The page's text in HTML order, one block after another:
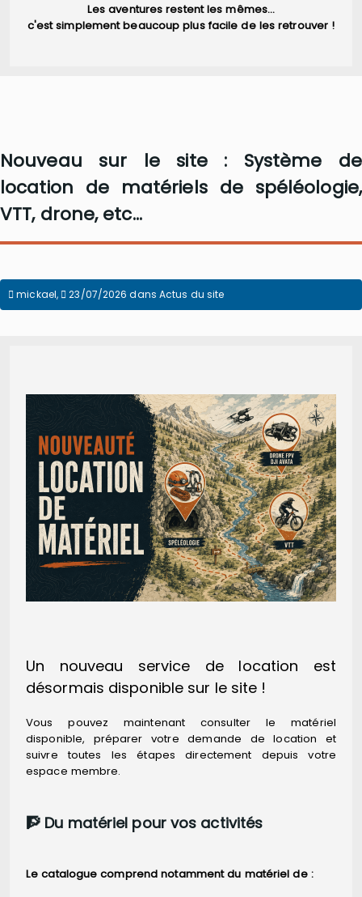
Les aventures restent les mêmes…
c'est simplement beaucoup plus facile de les retrouver !
Nouveau sur le site : Système de
location de matériels de spéléologie,
VTT, drone, etc...
mickael, 23/07/2026 dans Actus du site
Un nouveau service de location est
désormais disponible sur le site !
Vous pouvez maintenant consulter le matériel
disponible, préparer votre demande de location et
suivre toutes les étapes directement depuis votre
espace membre.
🧗 Du matériel pour vos activités
Le catalogue comprend notamment du matériel de :